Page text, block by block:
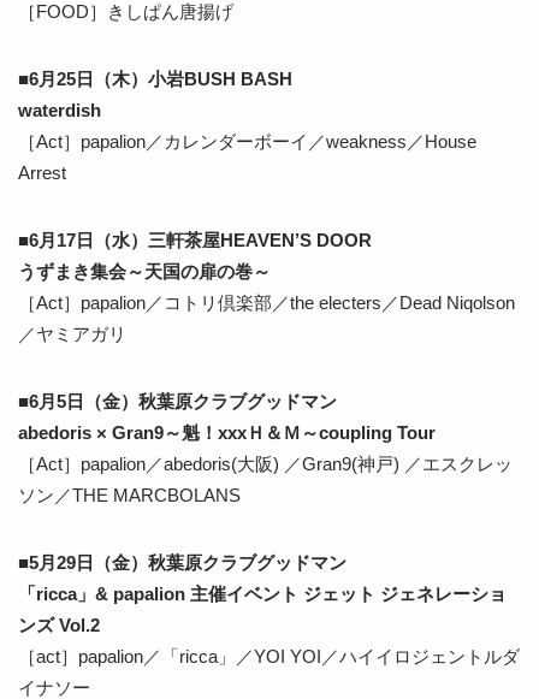
［FOOD］きしぱん唐揚げ
■6月25日（木）小岩BUSH BASH
waterdish
［Act］papalion／カレンダーボーイ／weakness／House
Arrest
■6月17日（水）三軒茶屋HEAVEN’S DOOR
うずまき集会～天国の扉の巻～
［Act］papalion／コトリ倶楽部／the electers／Dead Niqolson
／ヤミアガリ
■6月5日（金）秋葉原クラブグッドマン
abedoris × Gran9～魁！xxxＨ＆Ｍ～coupling Tour
［Act］papalion／abedoris(大阪) ／Gran9(神戸) ／エスクレッ
ソン／THE MARCBOLANS
■5月29日（金）秋葉原クラブグッドマン
「ricca」& papalion 主催イベント ジェット ジェネレーショ
ンズ Vol.2
［act］papalion／「ricca」／YOI YOI／ハイイロジェントルダ
イナソー